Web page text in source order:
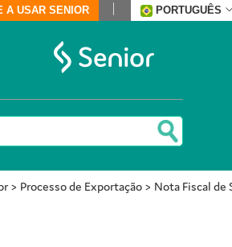
A USAR SENIOR PORTUGUÊS
> Processo de Exportação > Nota Fiscal de